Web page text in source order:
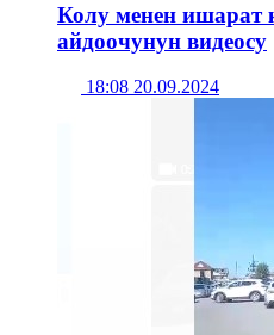
Колу менен ишарат
айдоочунун видеосу
18:08 20.09.2024